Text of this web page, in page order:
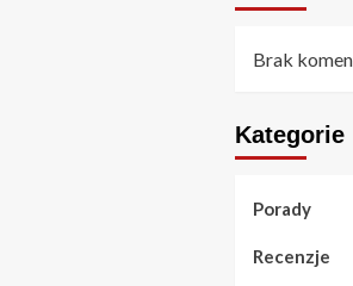
Brak
Kategorie
Porady
Recenzje